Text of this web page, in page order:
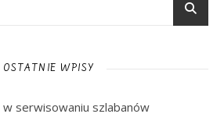
OSTATNIE WPISY
serwisowaniu szlabanów